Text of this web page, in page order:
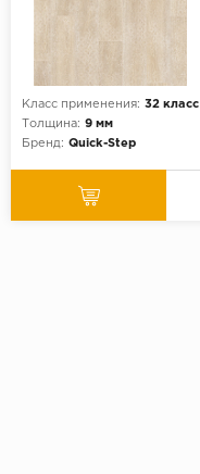
Класс применения: 32 класс
Толщина: 9 мм
Бренд: Quick-Step